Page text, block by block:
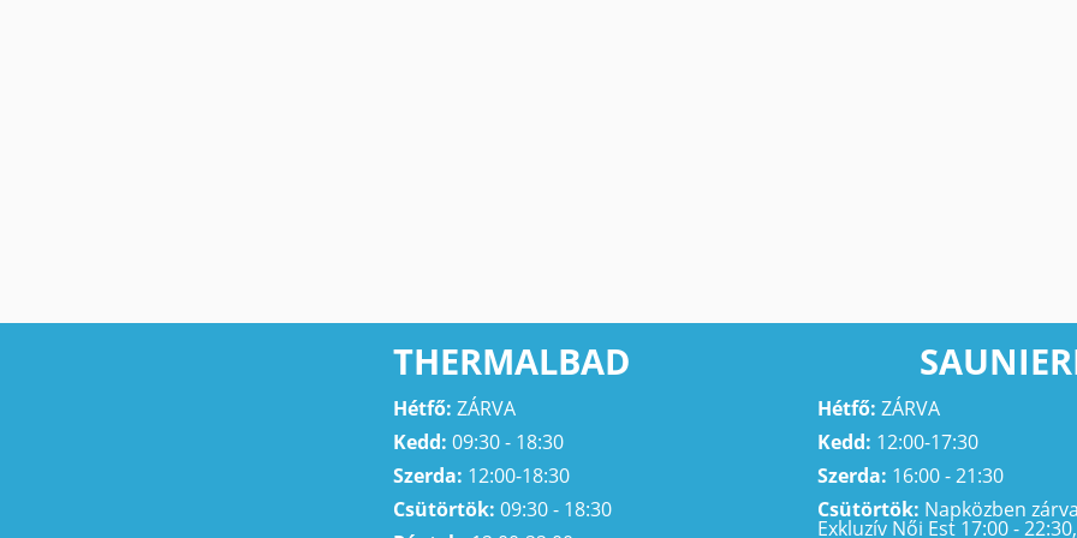
THERMALBAD
Hétfő: ZÁRVA
Kedd: 09:30 - 18:30
Szerda: 12:00-18:30
Csütörtök: 09:30 - 18:30
Hétfő: ZÁRVA
Kedd: 12:00-17:30
Szerda: 16:00 - 21:30
Csütörtök: Napközben
Exkluzív Női Est 17:00 -